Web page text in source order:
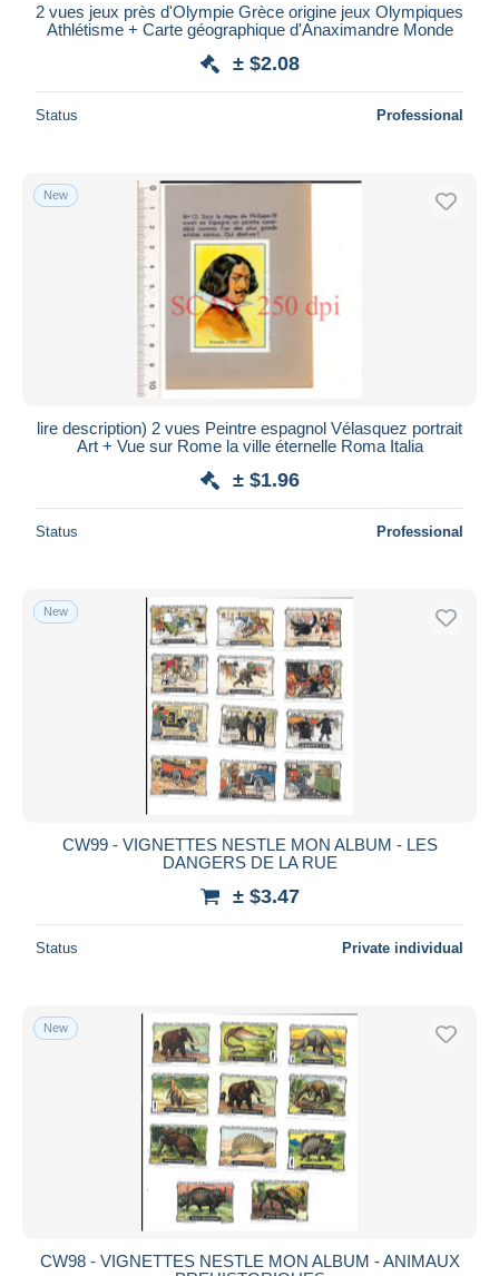
2 vues jeux près d'Olympie Grèce origine jeux Olympiques
Athlétisme + Carte géographique d'Anaximandre Monde
± $2.08
Status Professional
New
lire description) 2 vues Peintre espagnol Vélasquez portrait
Art + Vue sur Rome la ville éternelle Roma Italia
± $1.96
Status Professional
New
CW99 - VIGNETTES NESTLE MON ALBUM - LES
DANGERS DE LA RUE
± $3.47
Status Private individual
New
CW98 - VIGNETTES NESTLE MON ALBUM - ANIMAUX